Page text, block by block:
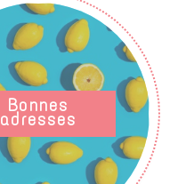
Bonnes
adresses